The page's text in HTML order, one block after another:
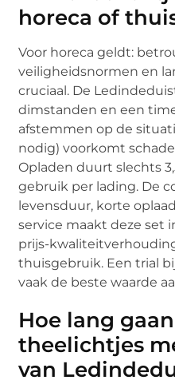
horeca of
Voor horeca geldt:
veiligheidsnormen en
cruciaal. De
dimstanden en een
afstemmen op de
nodig) voorkomt
Opladen duurt slechts
gebruik per lading. De
levensduur, korte
service maakt deze set
prijs-
thuisgebruik. Een trial
vaak de beste waarde
Hoe lang
theelichtjes
van